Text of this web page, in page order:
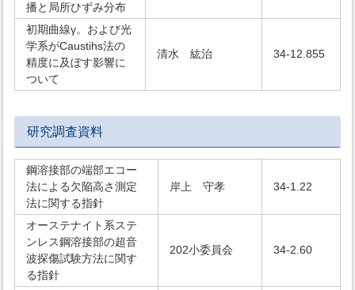
播と局所ひずみ分布
初期曲線γ。および光
学系がCaustihs法の
精度に及ぼす影響に
ついて
清水 紘治 34-12.855
研究調査資料
鋼溶接部の端部エコー
法による欠陥高さ測定
法に関する指針
岸上 守孝 34-1.22
オーステナイト系ステ
ンレス鋼溶接部の超音
波探傷試験方法に関す
る指針
202小委員会 34-2.60